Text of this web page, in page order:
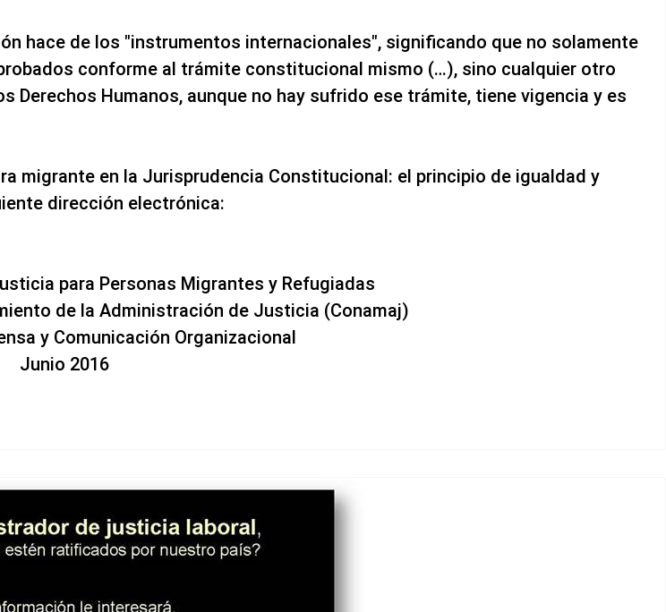
hace de los "instrumentos internacionales", significando que no solamente
conforme al trámite constitucional mismo (…), sino cualquier otro
Humanos, aunque no hay sufrido ese trámite, tiene vigencia y es
migrante en la Jurisprudencia Constitucional: el principio de igualdad y
dirección electrónica:
para Personas Migrantes y Refugiadas
de la Administración de Justicia (Conamaj)
y Comunicación Organizacional
Junio 2016